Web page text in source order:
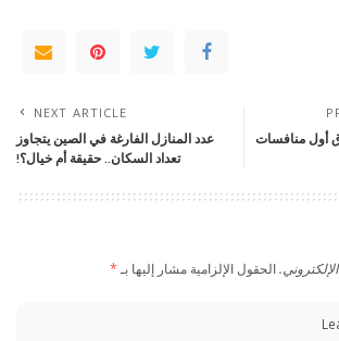
أول منافسات
NEXT ARTICLE
عدد المنازل الفارغة في الصين يتجاوز
تعداد السكان.. حقيقة أم خيال؟!
الحقول الإلزامية مشار إليها بـ*